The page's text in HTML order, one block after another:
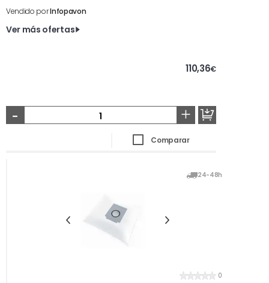
Vendido porInfopavon
Ver más ofertas
110,36€
- +
Comparar
24-48h
0